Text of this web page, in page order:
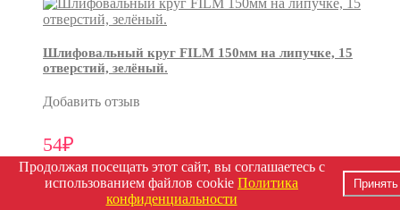
Шлифовальный круг FILM 150мм на липучке, 15
отверстий, зелёный.
Добавить отзыв
54₽
Продолжая посещать этот сайт, вы соглашаетесь с
использованием файлов cookie Политика
конфиденциальности
Принять